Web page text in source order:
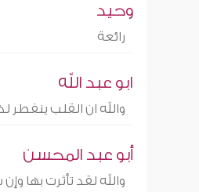
وحيد
رائعة
ابو عبد الله
والله ان القلب ينفطر
أبو عبد المحسن
والله لقد تأثرت بها